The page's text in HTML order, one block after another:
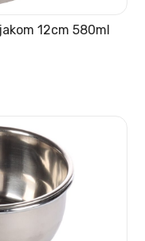
12cm 580ml